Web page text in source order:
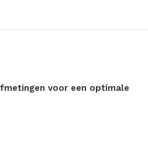
voor een optimale